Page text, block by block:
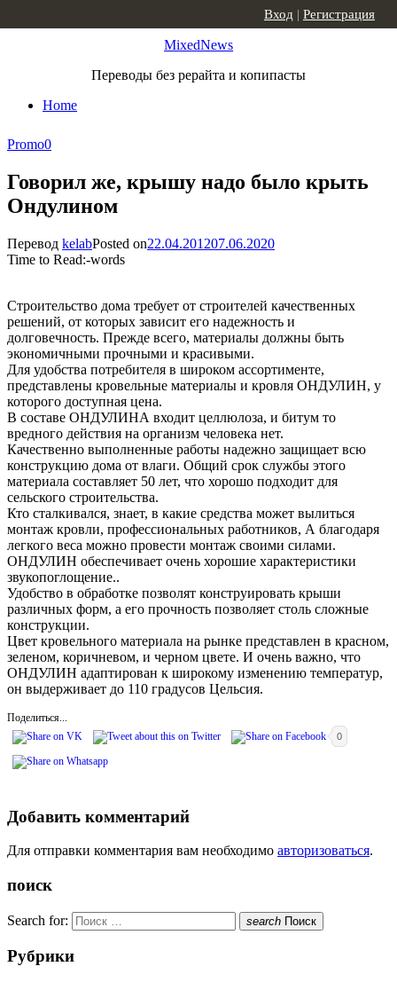
MixedNews
Переводы без рерайта и копипасты
Home
Вход | Регистрация
Promo0
Говорил же, крышу надо было крыть
Ондулином
Перевод kelabPosted on22.04.201207.06.2020
Time to Read:-words
Строительство дома требует от строителей качественных
решений, от которых зависит его надежность и
долговечность. Прежде всего, материалы должны быть
экономичными прочными и красивыми.
Для удобства потребителя в широком ассортименте,
представлены кровельные материалы и кровля ОНДУЛИН, у
которого доступная цена.
В составе ОНДУЛИНА входит целлюлоза, и битум то
вредного действия на организм человека нет.
Качественно выполненные работы надежно защищает всю
конструкцию дома от влаги. Общий срок службы этого
материала составляет 50 лет, что хорошо подходит для
сельского строительства.
Кто сталкивался, знает, в какие средства может вылиться
монтаж кровли, профессиональных работников, А благодаря
легкого веса можно провести монтаж своими силами.
ОНДУЛИН обеспечивает очень хорошие характеристики
звукопоглощение..
Удобство в обработке позволят конструировать крыши
различных форм, а его прочность позволяет столь сложные
конструкции.
Цвет кровельного материала на рынке представлен в красном,
зеленом, коричневом, и черном цвете. И очень важно, что
ОНДУЛИН адаптирован к широкому изменению температур,
он выдерживает до 110 градусов Цельсия.
Поделиться...
0
Добавить комментарий
Для отправки комментария вам необходимо авторизоваться.
поиск
Search for: search Поиск
Рубрики